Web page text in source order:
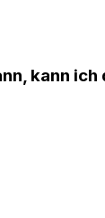
kann